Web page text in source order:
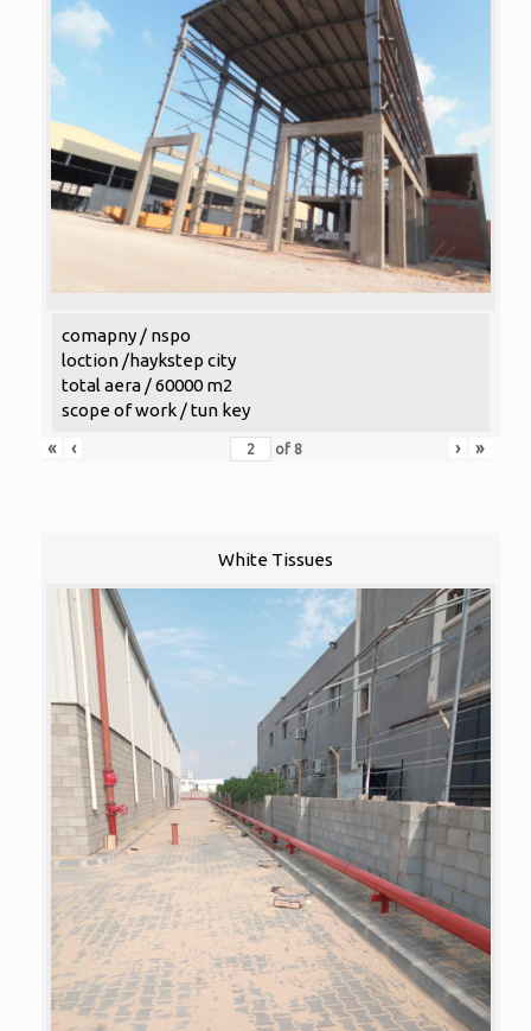
comapny / nspo
loction /haykstep city
total aera / 60000 m2
scope of work / tun key
«
‹ of 8 › »
White Tissues